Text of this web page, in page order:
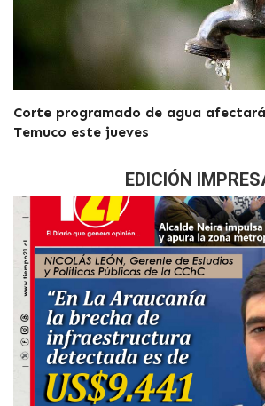
Corte programado de agua
Temuco este jueves
EDICIÓN